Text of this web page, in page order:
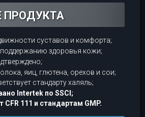
ПРОДУКТА
суставов и комфорта;
здоровья кожи;
яиц, глютена, орехов и сои;
стандарту халяль;
Intertek по SSCI;
CFR 111 и стандартам GMP.